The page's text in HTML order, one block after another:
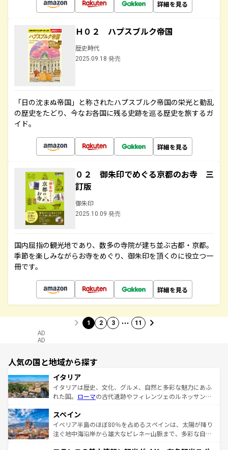
詳細を見る
Ｈ０２ ハプスブルク帝国
歴史時代
2025.09.18 発売
「日の沈まぬ帝国」と称されたハプスブルク帝国の栄光と動乱
の歴史をたどり、今なお各国に残る史跡を巡る歴史を旅するガ
イド。
詳細を見る
０２ 御朱印でめぐる京都のお寺 三
訂版
御朱印
2025.10.09 発売
国内屈指の観光地であり、数多の寺院が建ち並ぶ古都・京都。
季節を楽しみながらお寺をめぐり、御朱印を頂くのに役立つ一
冊です。
詳細を見る
1 2 3 … 11
AD
AD
人気の国と地域から探す
イタリア
イタリアは歴史、文化、グルメ、自然と多彩な魅力にあふ
れた国。 ローマの古代遺跡やフィレンツェのルネッサンス
ろん、トスカーナの美しい田園風景やアマルフィ海岸の絶
景など、自然景観も見逃せない。観光の合間には、本場の
ピザやパスタなど、絶品のイタリア料理を堪能することも
スペイン
イベリア半島のほぼ80％を占めるスペインは、太陽が降り
注ぐ地中海沿岸から雄大なピレネー山脈まで、多彩な自然